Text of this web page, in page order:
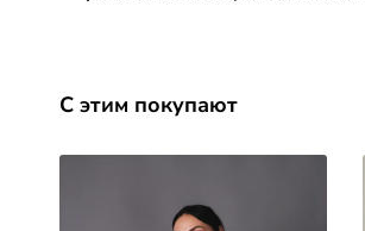
С этим покупают